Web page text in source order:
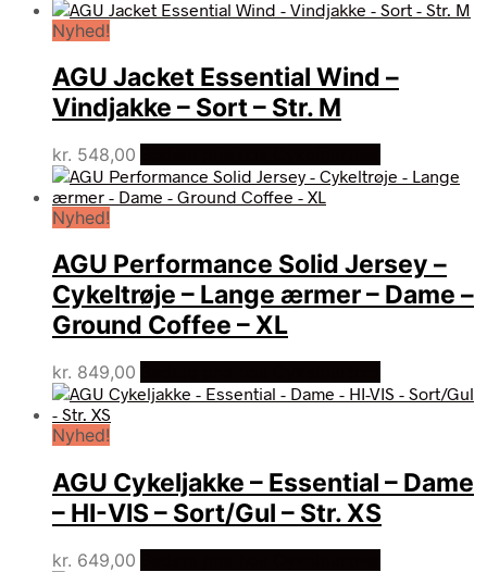
Nyhed!
AGU Jacket Essential Wind –
Vindjakke – Sort – Str. M
kr. 548,00
Nyhed!
AGU Performance Solid Jersey –
Cykeltrøje – Lange ærmer – Dame –
Ground Coffee – XL
kr. 849,00
Nyhed!
AGU Cykeljakke – Essential – Dame
– HI-VIS – Sort/Gul – Str. XS
kr. 649,00